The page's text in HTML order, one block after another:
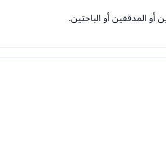
أو المدققين أو الباحثين.